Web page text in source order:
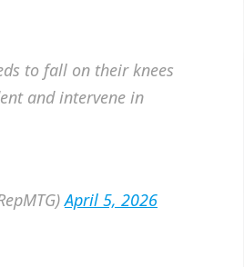
to fall on their knees
and intervene in
April 5, 2026